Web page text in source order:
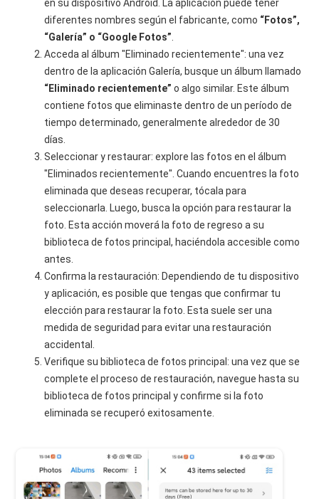
en su dispositivo Android. La aplicación puede tener
diferentes nombres según el fabricante, como “Fotos”,
“Galería” o “Google Fotos”
Acceda al álbum "Eliminado recientemente": una vez
dentro de la aplicación Galería, busque un álbum llamado
“Eliminado recientemente” o algo similar. Este álbum
contiene fotos que eliminaste dentro de un período de
tiempo determinado, generalmente alrededor de 30
días.
Seleccionar y restaurar: explore las fotos en el álbum
"Eliminados recientemente". Cuando encuentres la foto
eliminada que deseas recuperar, tócala para
seleccionarla. Luego, busca la opción para restaurar la
foto. Esta acción moverá la foto de regreso a su
biblioteca de fotos principal, haciéndola accesible como
antes.
Confirma la restauración: Dependiendo de tu dispositivo
y aplicación, es posible que tengas que confirmar tu
elección para restaurar la foto. Esta suele ser una
medida de seguridad para evitar una restauración
accidental.
Verifique su biblioteca de fotos principal: una vez que se
complete el proceso de restauración, navegue hasta su
biblioteca de fotos principal y confirme si la foto
eliminada se recuperó exitosamente.